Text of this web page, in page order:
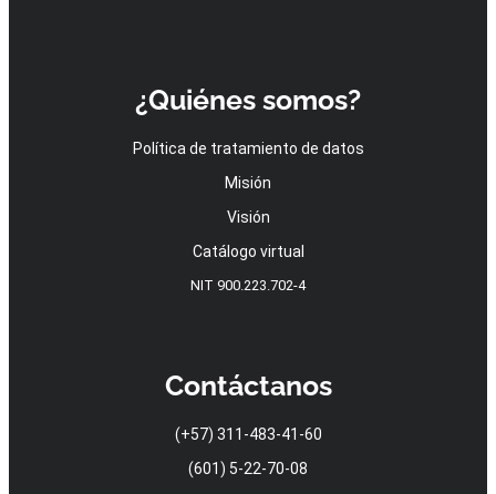
¿Quiénes somos?
Política de tratamiento de datos
Misión
Visión
Catálogo virtual
NIT 900.223.702-4
Contáctanos
(+57) 311-483-41-60
(601) 5-22-70-08